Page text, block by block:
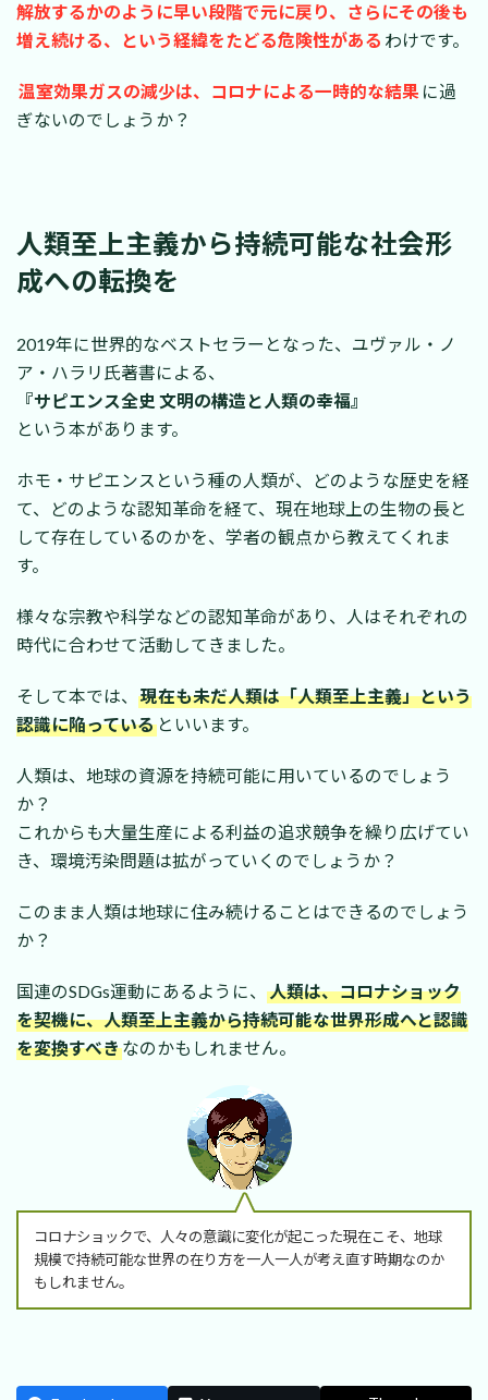
解放するかのように早い段階で元に戻り、さらにその後も
増え続ける、という経緯をたどる危険性がある わけです。
温室効果ガスの減少は、コロナによる一時的な結果 に過
ぎないのでしょうか？
人類至上主義から持続可能な社会形
成への転換を
2019年に世界的なベストセラーとなった、ユヴァル・ノ
ア・ハラリ氏著書による、
『サピエンス全史 文明の構造と人類の幸福』
という本があります。
ホモ・サピエンスという種の人類が、どのような歴史を経
て、どのような認知革命を経て、現在地球上の生物の長と
して存在しているのかを、学者の観点から教えてくれま
す。
様々な宗教や科学などの認知革命があり、人はそれぞれの
時代に合わせて活動してきました。
そして本では、
現在も未だ人類は「人類至上主義」という
認識に陥っている といいます。
人類は、地球の資源を持続可能に用いているのでしょう
か？
これからも大量生産による利益の追求競争を繰り広げてい
き、環境汚染問題は拡がっていくのでしょうか？
このまま人類は地球に住み続けることはできるのでしょう
か？
国連のSDGs運動にあるように、
人類は、コロナショック
を契機に、人類至上主義から持続可能な世界形成へと認識
を変換すべきなのかもしれません。
コロナショックで、人々の意識に変化が起こった現在こそ、地球
規模で持続可能な世界の在り方を一人一人が考え直す時期なのか
もしれません。